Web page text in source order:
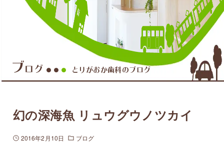
ブログ ●● ● とりがおか歯科のブログ
幻の深海魚 リュウグウノツカイ
2016年2月10日 ブログ